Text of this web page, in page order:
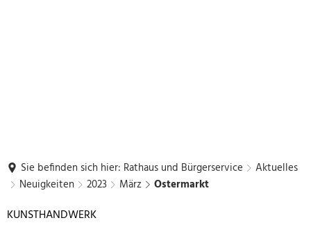
Sie befinden sich hier: Rathaus und Bürgerservice
Aktuelles
Neuigkeiten
2023 März Ostermarkt
KUNSTHANDWERK